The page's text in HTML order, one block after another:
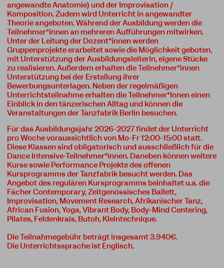
angewandte Anatomie) und der Improvisation /
Komposition. Zudem wird Unterricht in angewandter
Theorie angeboten. Während der Ausbildung werden die
Teilnehmer*innen an mehreren Aufführungen mitwirken.
Unter der Leitung der Dozent*innen werden
Gruppenprojekte erarbeitet sowie die Möglichkeit geboten,
mit Unterstützung der Ausbildungsleiterin, eigene Stücke
zu realisieren. Außerdem erhalten die Teilnehmer*innen
Unterstützung bei der Erstellung ihrer
Bewerbungsunterlagen. Neben der regelmäßigen
Unterrichtsteilnahme erhalten die Teilnehmer*Innen einen
Einblick in den tänzerischen Alltag und können die
Veranstaltungen der Tanzfabrik Berlin besuchen.
Für das Ausbildungsjahr 2026-2027 findet der Unterricht
pro Woche voraussichtlich von Mo-Fr 12:00-15:00 statt.
Diese Klassen sind obligatorisch und ausschließlich für die
Dance Intensive-Teilnehmer*innen. Daneben können weitere
Kurse sowie Performance Projekte des offenen
Kursprogramms der Tanzfabrik besucht werden. Das
Angebot des regulären Kursprogramms beinhaltet u.a. die
Fächer Contemporary, Zeitgenössisches Ballett,
Improvisation, Movement Research, Afrikanischer Tanz,
African Fusion, Yoga, Vibrant Body, Body-Mind Centering,
Pilates, Feldenkrais, Butoh, Kleintechnique.
Die Teilnahmegebühr beträgt insgesamt 3.940€.
Die Unterrichtssprache ist Englisch.